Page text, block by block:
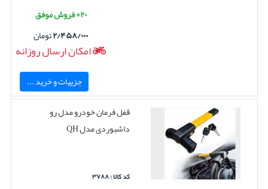
۲۰+ فروش موفق
۲/۴۵۸/۰۰۰تومان
امکان ارسال روزانه
جزییات و خرید ...
قفل فرمان خودرو مدل رو
داشبوردی مدل QH
کد کالا : ۳۷۸۸